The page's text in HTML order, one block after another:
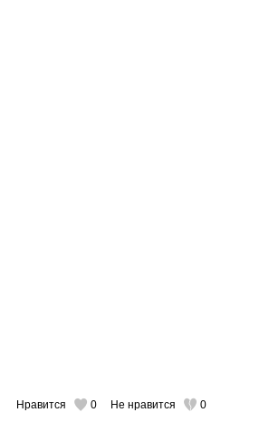
Нравится 0 Не нравится 0